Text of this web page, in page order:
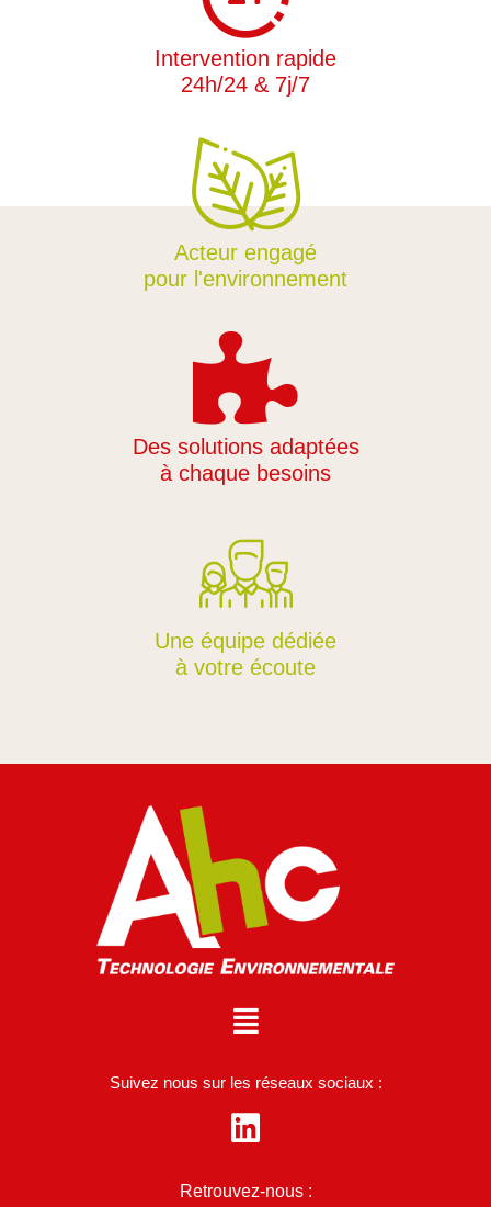
Intervention rapide
24h/24 & 7j/7
Acteur engagé
pour l'environnement
Des solutions adaptées
à chaque besoins
Une équipe dédiée
à votre écoute
Suivez nous sur les réseaux sociaux :
Retrouvez-nous :